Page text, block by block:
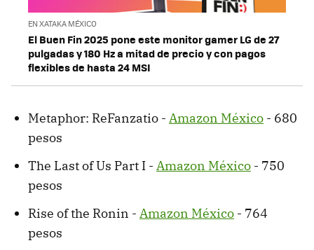
EN XATAKA MÉXICO
El Buen Fin 2025 pone este monitor gamer LG de 27
pulgadas y 180 Hz a mitad de precio y con pagos
flexibles de hasta 24 MSI
Metaphor: ReFanzatio - Amazon México - 680
pesos
The Last of Us Part I - Amazon México - 750
pesos
Rise of the Ronin - Amazon México - 764
pesos